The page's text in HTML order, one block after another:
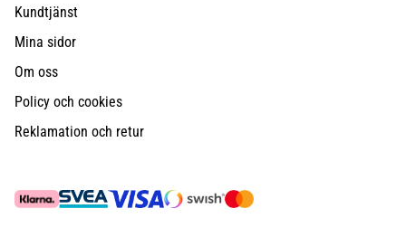
Kundtjänst
Mina sidor
Om oss
Policy och cookies
Reklamation och retur